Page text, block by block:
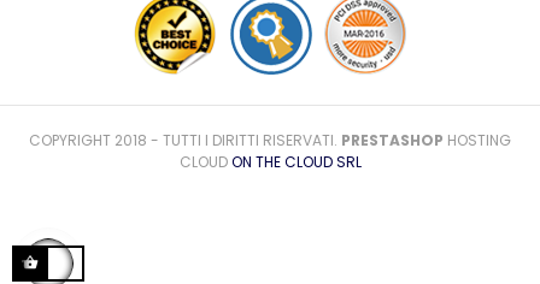
COPYRIGHT 2018 - TUTTI I DIRITTI RISERVATI. PRESTASHOP HOSTING
CLOUDON THE CLOUD SRL